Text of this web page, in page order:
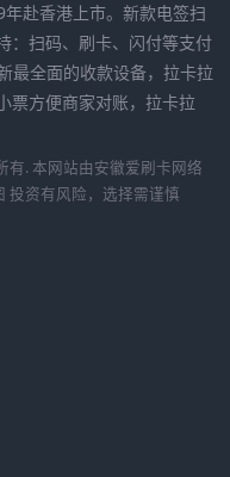
赴香港上市。新款电签扫
：扫码、刷卡、闪付等支付
最全面的收款设备，拉卡拉
票方便商家对账，拉卡拉
有. 本网站由安徽爱刷卡网络
投资有风险，选择需谨慎